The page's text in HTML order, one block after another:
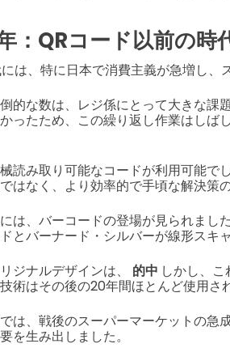
：QRコード以前の時
は、特に日本で消費主義が急増し、
的な数は、レジ係にとって大きな課
ったため、この繰り返し作業はしば
読み取り可能なコードが利用可能で
はなく、より効率的で手頃な解決策
は、バーコードの登場が見られまし
とバーナード・シルバーが線形スキ
ジナルデザインは、 的中 しかし、
術はその後の20年間ほとんど使用さ
は、戦後のスーパーマーケットの急
を生み出しました。